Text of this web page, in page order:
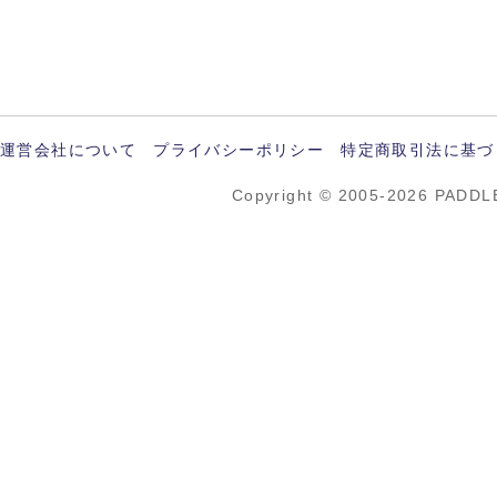
運営会社について プライバシーポリシー 特定商取引法に基
Copyright © 2005-2026